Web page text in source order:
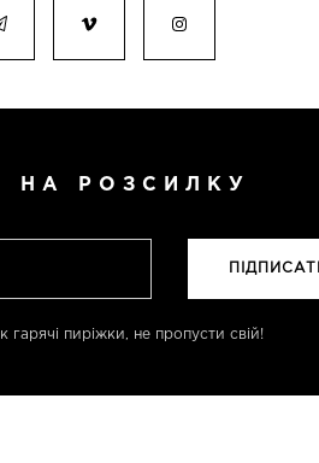
НА РОЗСИЛКУ
гарячі пиріжки, не пропусти свій!